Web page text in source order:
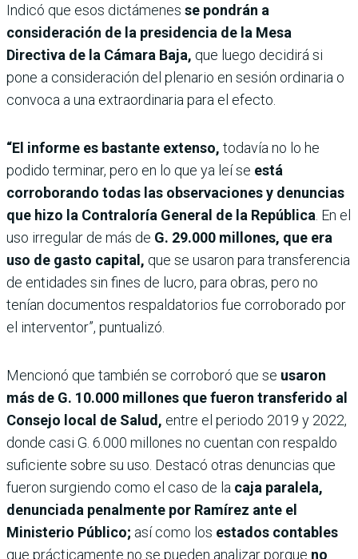
Indicó que esos dictámenes se pondrán a
consideración de la presidencia de la Mesa
Directiva de la Cámara Baja, que luego decidirá si
pone a consideración del plenario en sesión ordinaria o
convoca a una extraordinaria para el efecto.
“El informe es bastante extenso, todavía no lo he
podido terminar, pero en lo que ya leí se está
corroborando todas las observaciones y denuncias
que hizo la Contraloría General de la República . En el
uso irregular de más de G. 29.000 millones, que era
uso de gasto capital, que se usaron para transferencia
de entidades sin fines de lucro, para obras, pero no
tenían documentos respaldatorios fue corroborado por
el interventor”, puntualizó.
Mencionó que también se corroboró que se usaron
más de G. 10.000 millones que fueron transferido al
Consejo local de Salud, entre el periodo 2019 y 2022,
donde casi G. 6.000 millones no cuentan con respaldo
suficiente sobre su uso. Destacó otras denuncias que
fueron surgiendo como el caso de la caja paralela,
denunciada penalmente por Ramírez ante el
Ministerio Público; así como los estados contables
que prácticamente no se pueden analizar porque no